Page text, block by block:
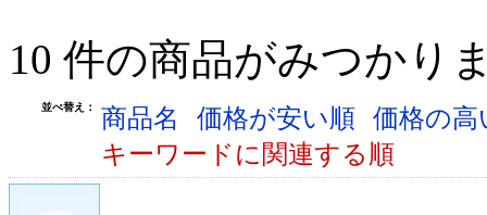
10 件の商品がみつかり
並べ替え： 商品名 価格が安い順 価格の
キーワードに関連する順